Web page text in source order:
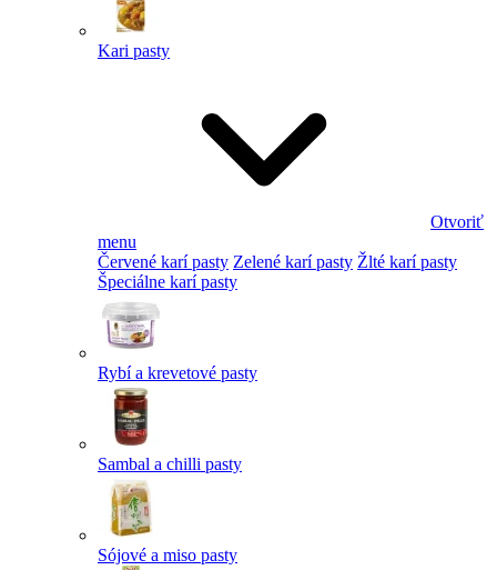
Kari pasty
Otvoriť
menu
Červené karí pasty Zelené karí pasty Žlté karí pasty
Špeciálne karí pasty
Rybí a krevetové pasty
Sambal a chilli pasty
Sójové a miso pasty